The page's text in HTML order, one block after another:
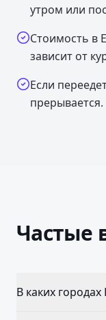
утром или
Стоимость в
зависит от
Если
прерывается.
Частые
В каких